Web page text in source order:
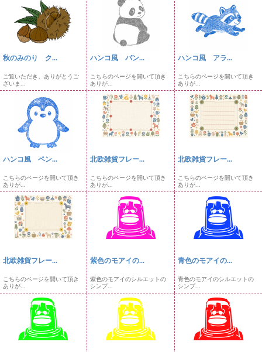
秋のみのり ク...
ご覧いただき、ありがとうご
ざいま...
ハンコ風 パン...
こちらのページを開いて頂き
ありが...
ハンコ風 アラ...
こちらのページを開いて頂き
ありが...
ハンコ風 ペン...
こちらのページを開いて頂き
ありが...
北欧雑貨フレー...
こちらのページを開いて頂き
ありが...
北欧雑貨フレー...
こちらのページを開いて頂き
ありが...
北欧雑貨フレー...
こちらのページを開いて頂き
ありが...
紫色のモアイの...
紫色のモアイのシルエットの
シンプ...
青色のモアイの...
青色のモアイのシルエットの
シンプ...